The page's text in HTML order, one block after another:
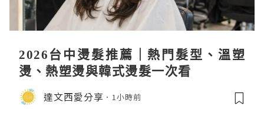
2026台中燙髮推薦｜熱門髮型、溫塑
燙、熱塑燙與韓式燙髮一次看
達文西愛分享 1小時前